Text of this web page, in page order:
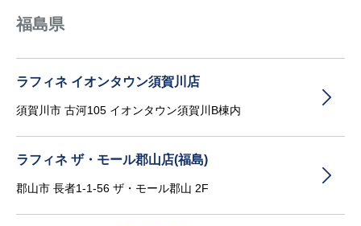
福島県
ラフィネ イオンタウン須賀川店
須賀川市 古河105 イオンタウン須賀川B棟内
ラフィネ ザ・モール郡山店(福島)
郡山市 長者1-1-56 ザ・モール郡山 2F